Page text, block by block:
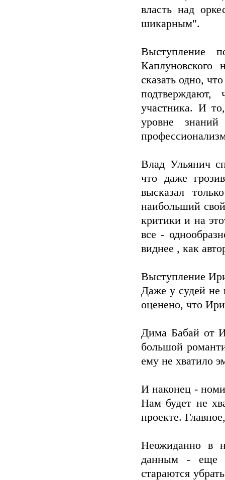
власть над
шикарным".
Выступление
Каплуновского
сказать одно,
подтверждают,
участника. И
уровне
Влад Ульянич
что даже
высказал
наибольший
критики и на
все -
виднее , как
Выступление
Даже у судей не
оценено, что
Дима Бабай от
большой
ему не хватило
И наконец -
Нам будет не
проекте.
Неожиданно в
данным - еще
стараются